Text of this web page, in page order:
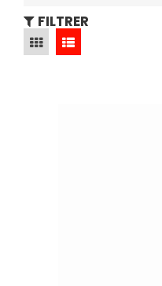
FILTRER